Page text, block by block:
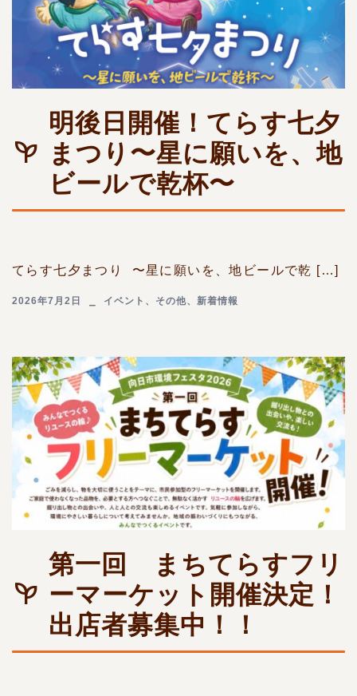
明後日開催！てらす七夕
まつり〜星に願いを、地
ビールで乾杯〜
てらす七夕まつり 〜星に願いを、地ビールで乾 […]
2026年7月2日 イベント 、 その他、 新着情報
第一回 まちてらすフリ
ーマーケット開催決定！
出店者募集中！！